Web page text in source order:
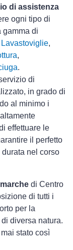
di assistenza
ogni tipo di
gamma di
Lavastoviglie,
,
.
di
in grado di
al minimo i
altamente
effettuare le
il perfetto
nel corso
di Centro
di tutti i
per la
diversa natura.
stato così